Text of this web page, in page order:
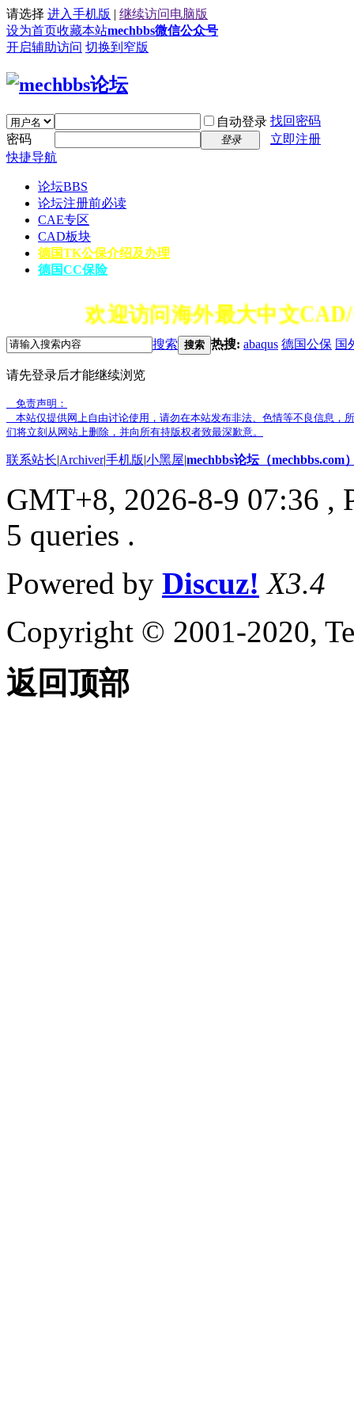
请选择 进入手机版 | 继续访问电脑版
设为首页收藏本站mechbbs微信公众号
开启辅助访问 切换到窄版
自动登录 找回密码
密码
登录
立即注册
快捷导航
论坛BBS
论坛注册前必读
CAE专区
CAD板块
德国TK公保介绍及办理
德国CC保险
欢迎访问海外最大中文
搜索 搜索 热搜: abaqus 德国公保 国
请先登录后才能继续浏览
免责声明：
本站仅提供网上自由讨论使用，请勿在本站发布非法、色情等不良信息，
们将立刻从网站上删除，并向所有持版权者致最深歉意。
联系站长|Archiver|手机版|小黑屋|mechbbs论坛（mechbbs.com
GMT+8, 2026-8-9 07:36 ,
5 queries .
Powered by Discuz! X3.4
Copyright © 2001-2020,
返回顶部